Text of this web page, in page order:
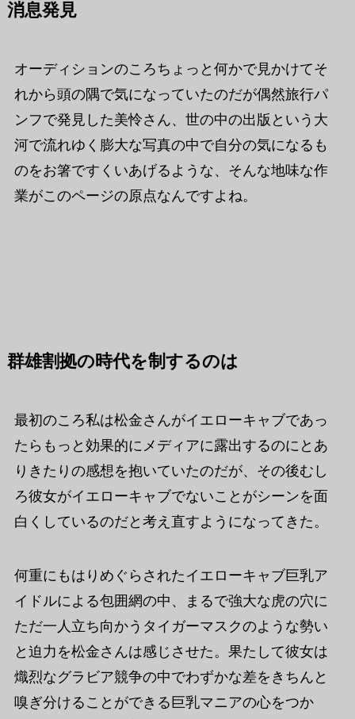
消息発見
オーディションのころちょっと何かで見かけてそ
れから頭の隅で気になっていたのだが偶然旅行パ
ンフで発見した美怜さん、世の中の出版という大
河で流れゆく膨大な写真の中で自分の気になるも
のをお箸ですくいあげるような、そんな地味な作
業がこのページの原点なんですよね。
群雄割拠の時代を制するのは
最初のころ私は松金さんがイエローキャブであっ
たらもっと効果的にメディアに露出するのにとあ
りきたりの感想を抱いていたのだが、その後むし
ろ彼女がイエローキャブでないことがシーンを面
白くしているのだと考え直すようになってきた。
何重にもはりめぐらされたイエローキャブ巨乳ア
イドルによる包囲網の中、まるで強大な虎の穴に
ただ一人立ち向かうタイガーマスクのような勢い
と迫力を松金さんは感じさせた。果たして彼女は
熾烈なグラビア競争の中でわずかな差をきちんと
嗅ぎ分けることができる巨乳マニアの心をつか